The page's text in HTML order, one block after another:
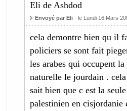
Eli de Ashdod
Envoyé par Eli- le Lundi 16 Mars
cela demontre bien qu il
policiers se sont fait
les arabes qui occupent
naturelle le jourdain .
sait bien que c est la
palestinien en cisjordanie